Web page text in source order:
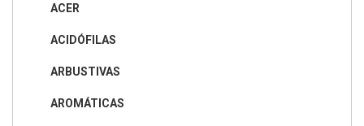
ACER
ACIDÓFILAS
ARBUSTIVAS
AROMÁTICAS